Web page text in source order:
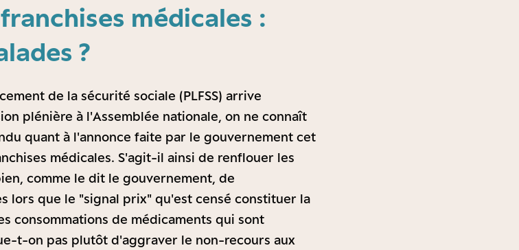
médicales :
?
de la sécurité sociale (PLFSS) arrive
plénière à l'Assemblée nationale, on ne connaît
quant à l'annonce faite par le gouvernement cet
médicales. S'agit-il ainsi de renflouer les
comme le dit le gouvernement, de
lors que le "signal prix" qu'est censé constituer la
consommations de médicaments qui sont
t-on pas plutôt d'aggraver le non-recours aux